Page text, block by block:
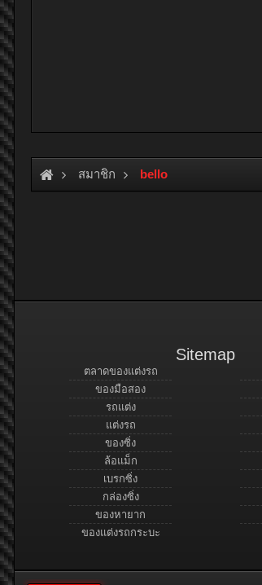
สมาชิก bello
Sitemap
ตลาดของแต่งรถ
ของมือสอง
รถแต่ง
แต่งรถ
ของซิ่ง
ล้อแม็ก
เบรกซิ่ง
กล่องซิ่ง
ของหายาก
ของแต่งรถกระบะ